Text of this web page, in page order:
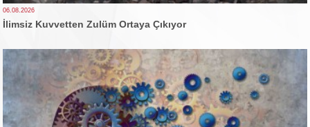
06.08.2026
İlimsiz Kuvvetten Zulüm Ortaya Çıkıyor